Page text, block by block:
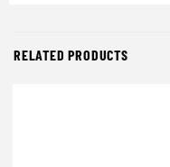
RELATED PRODUCTS